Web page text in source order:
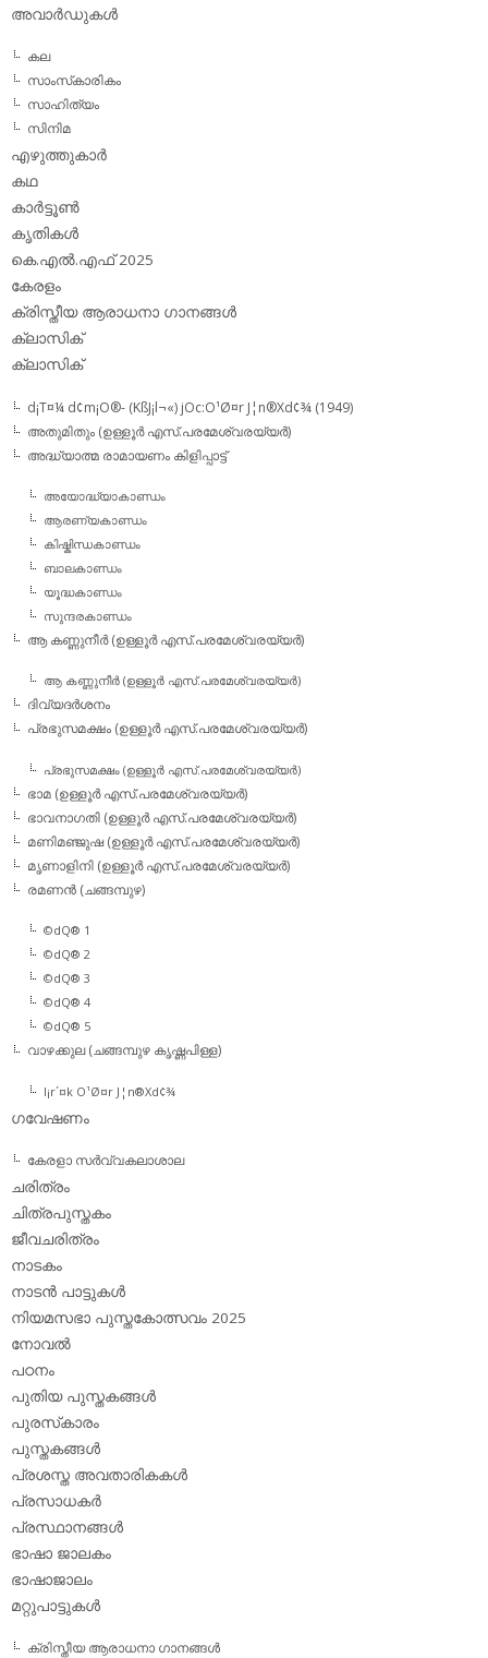
അവാര്‍ഡുകള്‍
കല
സാംസ്‌കാരികം
സാഹിത്യം
സിനിമ
എഴുത്തുകാര്‍
കഥ
കാര്‍ട്ടൂണ്‍
കൃതികള്‍
കെ.എല്‍.എഫ് 2025
കേരളം
ക്രിസ്തീയ ആരാധനാ ഗാനങ്ങള്‍
ക്ലാസിക്‌
ക്ലാസിക്
d¡T¤¼ d¢m¡O®- (KßJ¡l¬«) jOc:O¹Ø¤r J¦n®Xd¢¾ (1949)
അതുമിതും (ഉള്ളൂര്‍ എസ്.പരമേശ്വരയ്യര്‍)
അദ്ധ്യാത്മ രാമായണം കിളിപ്പാട്ട്‌
അയോദ്ധ്യാകാണ്ഡം
ആരണ്യകാണ്ഡം
കിഷ്കിന്ധകാണ്ഡം
ബാലകാണ്ഡം
യൂദ്ധകാണ്ഡം
സുന്ദരകാണ്ഡം
ആ കണ്ണുനീര്‍ (ഉള്ളൂര്‍ എസ്.പരമേശ്വരയ്യര്‍)
ആ കണ്ണുനീര്‍ (ഉള്ളൂര്‍ എസ്.പരമേശ്വരയ്യര്‍)
ദിവ്യദര്‍ശനം
പ്രഭുസമക്ഷം (ഉള്ളൂര്‍ എസ്.പരമേശ്വരയ്യര്‍)
പ്രഭുസമക്ഷം (ഉള്ളൂര്‍ എസ്.പരമേശ്വരയ്യര്‍)
ഭാമ (ഉള്ളൂര്‍ എസ്.പരമേശ്വരയ്യര്‍)
ഭാവനാഗതി (ഉള്ളൂര്‍ എസ്.പരമേശ്വരയ്യര്‍)
മണിമഞ്ജുഷ (ഉള്ളൂര്‍ എസ്.പരമേശ്വരയ്യര്‍)
മൃണാളിനി (ഉള്ളൂര്‍ എസ്.പരമേശ്വരയ്യര്‍)
രമണന്‍ (ചങ്ങമ്പുഴ)
©dQ® 1
©dQ® 2
©dQ® 3
©dQ® 4
©dQ® 5
വാഴക്കുല (ചങ്ങമ്പുഴ കൃഷ്ണപിള്ള)
l¡r´¤k O¹Ø¤r J¦n®Xd¢¾
ഗവേഷണം
കേരളാ സര്‍വ്വകലാശാല
ചരിത്രം
ചിത്രപുസ്തകം
ജീവചരിത്രം
നാടകം
നാടന്‍ പാട്ടുകള്‍
നിയമസഭാ പുസ്തകോത്സവം 2025
നോവല്‍
പഠനം
പുതിയ പുസ്തകങ്ങള്‍
പുരസ്‌കാരം
പുസ്തകങ്ങള്‍
പ്രശസ്ത അവതാരികകള്‍
പ്രസാധകര്‍
പ്രസ്ഥാനങ്ങള്‍
ഭാഷാ ജാലകം
ഭാഷാജാലം
മറ്റുപാട്ടുകള്‍
ക്രിസ്തീയ ആരാധനാ ഗാനങ്ങള്‍